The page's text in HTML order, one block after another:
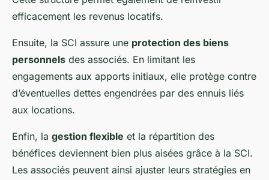
efficacement les revenus locatifs.
Ensuite, la SCI assure une protection des biens
personnels des associés. En limitant les
engagements aux apports initiaux, elle protège contre
d’éventuelles dettes engendrées par des ennuis liés
aux locations.
Enfin, la gestion flexible et la répartition des
bénéfices deviennent bien plus aisées grâce à la SCI.
Les associés peuvent ainsi ajuster leurs stratégies en